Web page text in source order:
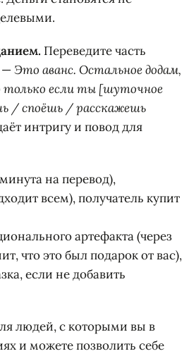
Переведите часть
—Это аванс. Остальное додам,
только если ты [шуточное
/ споёшь / расскажешь
интригу и повод для
на перевод),
всем), получатель купит
артефакта (через
что это был подарок от вас),
если не добавить
людей, с которыми вы в
и можете позволить себе